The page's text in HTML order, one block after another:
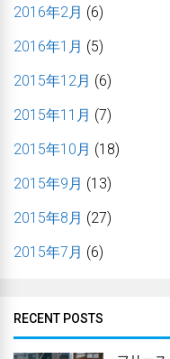
2016年2月 (6)
2016年1月 (5)
2015年12月 (6)
2015年11月 (7)
2015年10月 (18)
2015年9月 (13)
2015年8月 (27)
2015年7月 (6)
RECENT POSTS